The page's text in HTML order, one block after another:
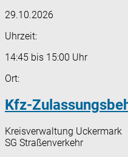
29.10.2026
Uhrzeit:
14:45 bis 15:00 Uhr
Ort:
Kfz-
Kreisverwaltung Uckermark
SG Straßenverkehr